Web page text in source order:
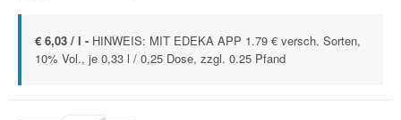
€ 6,03 / l - HINWEIS: MIT EDEKA APP 1.79 € versch. Sorten,
10% Vol., je 0,33 l / 0,25 Dose, zzgl. 0.25 Pfand